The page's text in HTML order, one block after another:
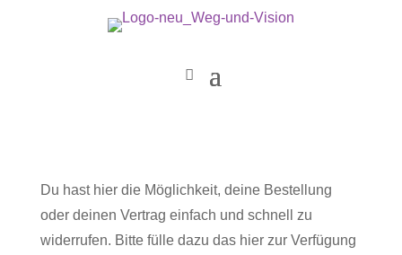
Du hast hier die Möglichkeit, deine Bestellung
oder deinen Vertrag einfach und schnell zu
widerrufen. Bitte fülle dazu das hier zur Verfügung